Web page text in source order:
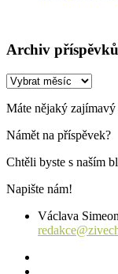
Archiv příspěvků
Archiv
Máte nějaký zajímavý
Námět na příspěvek?
Chtěli byste s naším
Napište nám!
Václava